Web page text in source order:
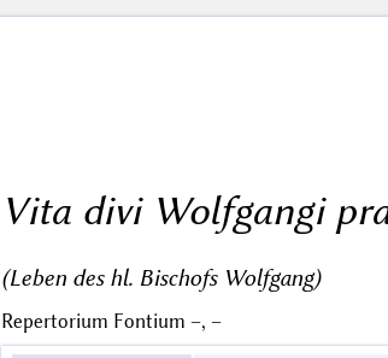
Vita divi Wolfgangi
(Leben des hl. Bischofs Wolfgang)
Repertorium Fontium –, –